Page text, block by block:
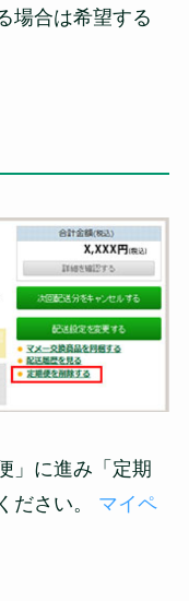
場合は希望する
」に進み「定期
ださい。 マイペ